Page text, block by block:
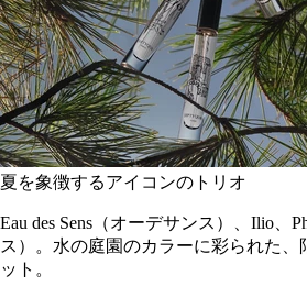
夏を象徴するアイコンのトリオ
Eau des Sens（オーデサンス）、Ilio、
ス）。水の庭園のカラーに彩られた、
ット。